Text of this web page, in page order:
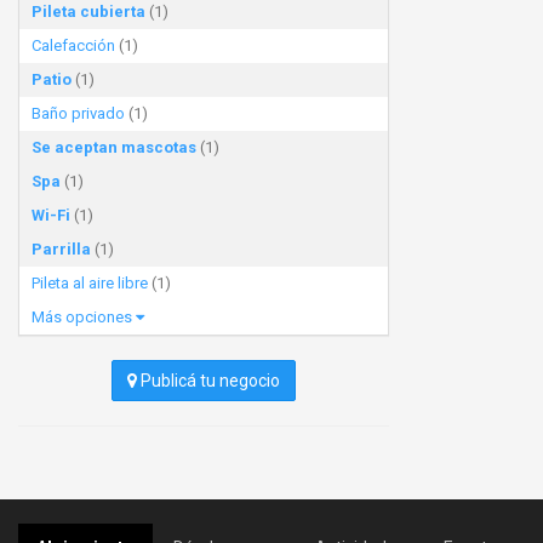
Pileta cubierta (1)
Calefacción (1)
Patio (1)
Baño privado (1)
Se aceptan mascotas (1)
Spa (1)
Wi-Fi (1)
Parrilla (1)
Pileta al aire libre (1)
Más opciones
Publicá tu negocio